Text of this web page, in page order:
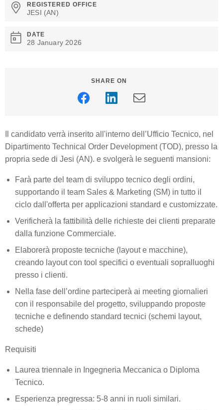
REGISTERED OFFICE
JESI (AN)
DATE
28 January 2026
SHARE ON
Il candidato verrà inserito all'interno dell’Ufficio Tecnico, nel
Dipartimento Technical Order Development (TOD), presso la
propria sede di Jesi (AN). e svolgerà le seguenti mansioni:
Farà parte del team di sviluppo tecnico degli ordini,
supportando il team Sales & Marketing (SM) in tutto il
ciclo dall'offerta per applicazioni standard e customizzate.
Verificherà la fattibilità delle richieste dei clienti preparate
dalla funzione Commerciale.
Elaborerà proposte tecniche (layout e macchine),
creando layout con tool specifici o eventuali sopralluoghi
presso i clienti.
Nella fase dell’ordine parteciperà ai meeting giornalieri
con il responsabile del progetto, sviluppando proposte
tecniche e definendo standard tecnici (schemi layout,
schede)
Requisiti
Laurea triennale in Ingegneria Meccanica o Diploma
Tecnico.
Esperienza pregressa: 5-8 anni in ruoli similari.